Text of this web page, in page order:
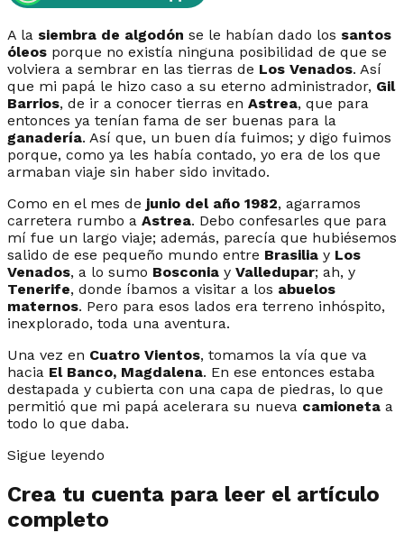
A la siembra de algodón se le habían dado los santos
óleos porque no existía ninguna posibilidad de que se
volviera a sembrar en las tierras de Los Venados. Así
que mi papá le hizo caso a su eterno administrador, Gil
Barrios, de ir a conocer tierras en Astrea, que para
entonces ya tenían fama de ser buenas para la
ganadería. Así que, un buen día fuimos; y digo fuimos
porque, como ya les había contado, yo era de los que
armaban viaje sin haber sido invitado.
Como en el mes de junio del año 1982, agarramos
carretera rumbo a Astrea. Debo confesarles que para
mí fue un largo viaje; además, parecía que hubiésemos
salido de ese pequeño mundo entre Brasilia y Los
Venados, a lo sumo Bosconia y Valledupar; ah, y
Tenerife, donde íbamos a visitar a los abuelos
maternos. Pero para esos lados era terreno inhóspito,
inexplorado, toda una aventura.
Una vez en Cuatro Vientos, tomamos la vía que va
hacia El Banco, Magdalena. En ese entonces estaba
destapada y cubierta con una capa de piedras, lo que
permitió que mi papá acelerara su nueva camioneta a
todo lo que daba.
Sigue leyendo
Crea tu cuenta para leer el artículo
completo